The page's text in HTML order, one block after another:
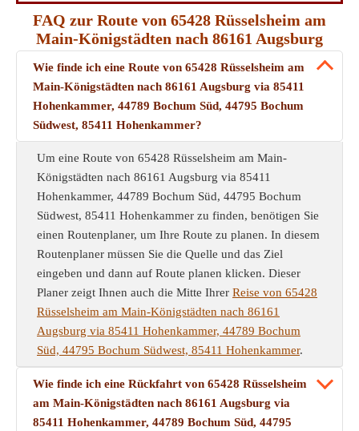
FAQ zur Route von 65428 Rüsselsheim am
Main-Königstädten nach 86161 Augsburg
Wie finde ich eine Route von 65428 Rüsselsheim am
Main-Königstädten nach 86161 Augsburg via 85411
Hohenkammer, 44789 Bochum Süd, 44795 Bochum
Südwest, 85411 Hohenkammer?
Um eine Route von 65428 Rüsselsheim am Main-
Königstädten nach 86161 Augsburg via 85411
Hohenkammer, 44789 Bochum Süd, 44795 Bochum
Südwest, 85411 Hohenkammer zu finden, benötigen Sie
einen Routenplaner, um Ihre Route zu planen. In diesem
Routenplaner müssen Sie die Quelle und das Ziel
eingeben und dann auf Route planen klicken. Dieser
Planer zeigt Ihnen auch die Mitte Ihrer Reise von 65428
Rüsselsheim am Main-Königstädten nach 86161
Augsburg via 85411 Hohenkammer, 44789 Bochum
Süd, 44795 Bochum Südwest, 85411 Hohenkammer.
Wie finde ich eine Rückfahrt von 65428 Rüsselsheim
am Main-Königstädten nach 86161 Augsburg via
85411 Hohenkammer, 44789 Bochum Süd, 44795